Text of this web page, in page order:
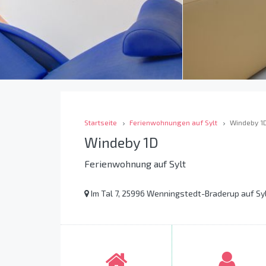
Startseite Ferienwohnungen auf Sylt Windeby
Windeby 1D
Ferienwohnung auf Sylt
Im Tal 7, 25996 Wenningstedt-Braderup auf